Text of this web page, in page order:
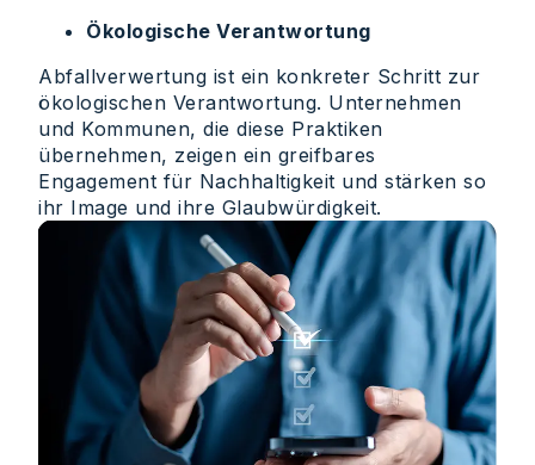
Ökologische Verantwortung
Abfallverwertung ist ein konkreter Schritt zur
ökologischen Verantwortung. Unternehmen
und Kommunen, die diese Praktiken
übernehmen, zeigen ein greifbares
Engagement für Nachhaltigkeit und stärken so
ihr Image und ihre Glaubwürdigkeit.